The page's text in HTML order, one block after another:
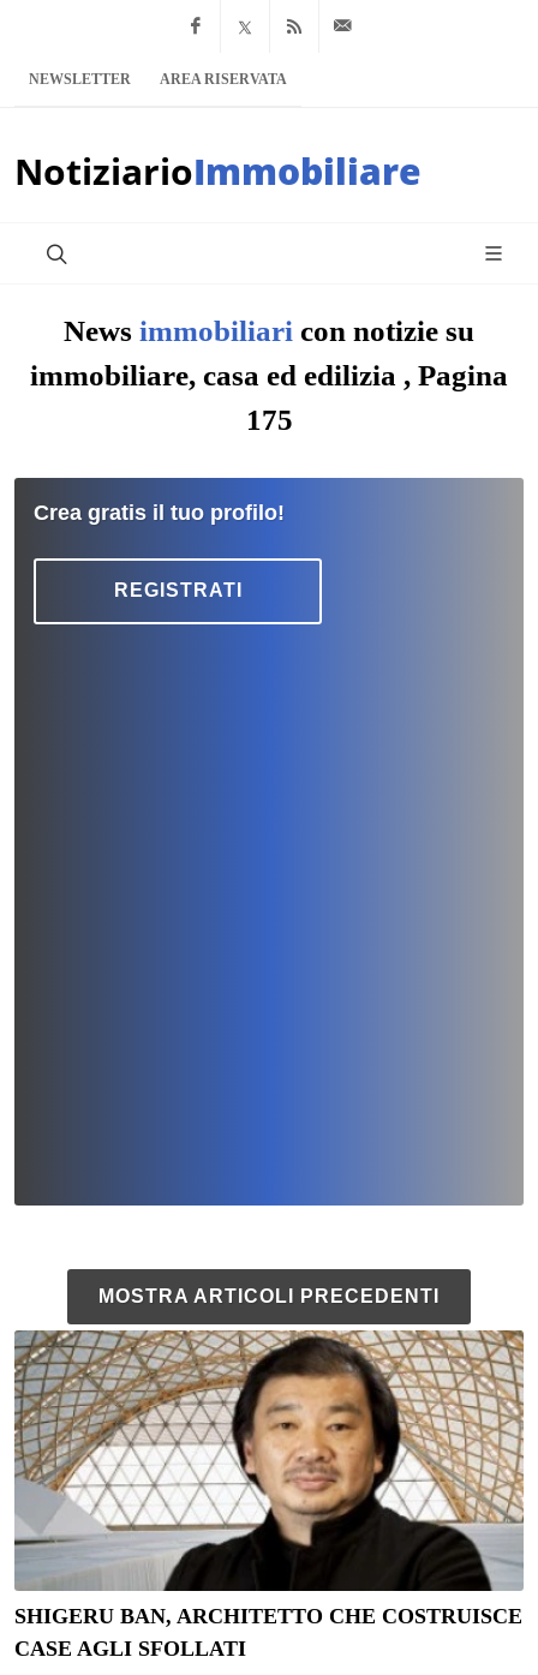
Facebook
x.com Feed RSS
NEWSLETTER AREA RISERVATA
NotiziarioImmobiliare
News immobiliari con notizie su
immobiliare, casa ed edilizia , Pagina
175
Crea gratis il tuo profilo!
REGISTRATI
MOSTRA ARTICOLI PRECEDENTI
SHIGERU BAN, ARCHITETTO CHE COSTRUISCE
CASE AGLI SFOLLATI